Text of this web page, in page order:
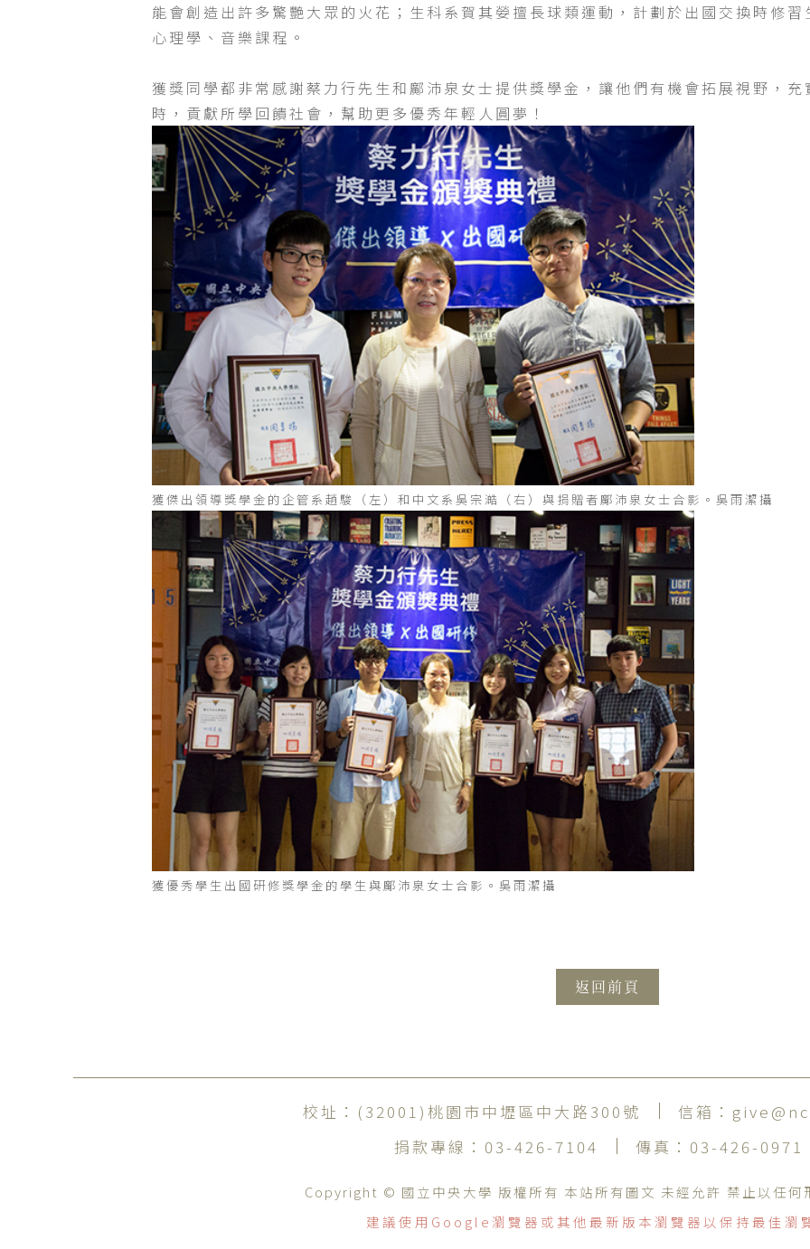
能會創造出許多驚艷大眾的火花；生科系賀其嫈擅長球類運動，計劃於出國交換時修
心理學、音樂課程。
獲獎同學都非常感謝蔡力行先生和鄺沛泉女士提供獎學金，讓他們有機會拓展視野，
時，貢獻所學回饋社會，幫助更多優秀年輕人圓夢！
獲傑出領導獎學金的企管系趙駿（左）和中文系吳宗澔（右）與捐贈者鄺沛泉女士合影。吳雨潔攝
獲優秀學生出國研修獎學金的學生與鄺沛泉女士合影。吳雨潔攝
返回前頁
校址：(32001)桃園市中壢區中大路300號 信箱：
捐款專線： 03-426-7104 傳真： 03-426-0971
Copyright © 國立中央大學 版權所有 本站所有圖文 未經允許 禁止以任何
建議使用Google瀏覽器或其他最新版本瀏覽器以保持最佳瀏